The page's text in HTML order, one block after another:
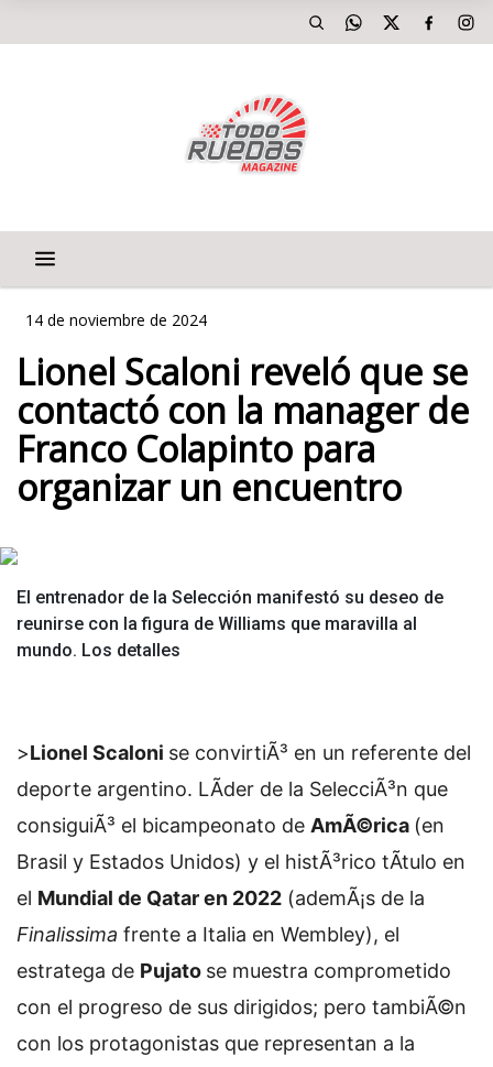
14 de noviembre de 2024
Lionel Scaloni reveló que se
contactó con la manager de
Franco Colapinto para
organizar un encuentro
El entrenador de la Selección manifestó su deseo de
reunirse con la figura de Williams que maravilla al
mundo. Los detalles
>Lionel Scaloni se convirtiÃ³ en un referente del
deporte argentino. LÃ­der de la SelecciÃ³n que
consiguiÃ³ el bicampeonato de AmÃ©rica (en
Brasil y Estados Unidos) y el histÃ³rico tÃ­tulo en
el Mundial de Qatar en 2022 (ademÃ¡s de la
Finalissima frente a Italia en Wembley), el
estratega de Pujato se muestra comprometido
con el progreso de sus dirigidos; pero tambiÃ©n
con los protagonistas que representan a la